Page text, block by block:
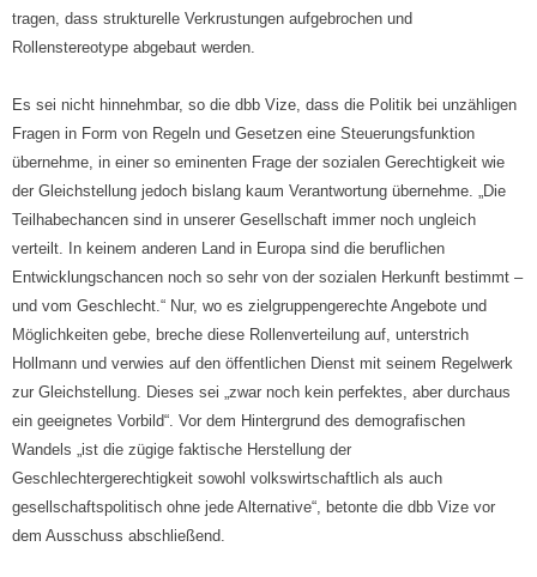
tragen, dass strukturelle Verkrustungen aufgebrochen und
Rollenstereotype abgebaut werden.
Es sei nicht hinnehmbar, so die dbb Vize, dass die Politik bei unzähligen
Fragen in Form von Regeln und Gesetzen eine Steuerungsfunktion
übernehme, in einer so eminenten Frage der sozialen Gerechtigkeit wie
der Gleichstellung jedoch bislang kaum Verantwortung übernehme. „Die
Teilhabechancen sind in unserer Gesellschaft immer noch ungleich
verteilt. In keinem anderen Land in Europa sind die beruflichen
Entwicklungschancen noch so sehr von der sozialen Herkunft bestimmt –
und vom Geschlecht.“ Nur, wo es zielgruppengerechte Angebote und
Möglichkeiten gebe, breche diese Rollenverteilung auf, unterstrich
Hollmann und verwies auf den öffentlichen Dienst mit seinem Regelwerk
zur Gleichstellung. Dieses sei „zwar noch kein perfektes, aber durchaus
ein geeignetes Vorbild“. Vor dem Hintergrund des demografischen
Wandels „ist die zügige faktische Herstellung der
Geschlechtergerechtigkeit sowohl volkswirtschaftlich als auch
gesellschaftspolitisch ohne jede Alternative“, betonte die dbb Vize vor
dem Ausschuss abschließend.